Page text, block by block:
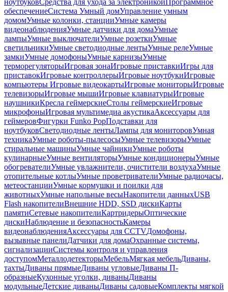
ноутбуковСредства для ухода за электроникойПрограммное
обеспечениеСистема Умный домУправление умным
домомУмные колонки, станцииУмные камеры
видеонаблюденияУмные датчики для домаУмные
лампыУмные выключателиУмные розеткиУмные
светильникиУмные светодиодные лентыУмные релеУмные
замкиУмные домофоныУмные карнизыУмные
терморегуляторыИгровая зонаИгровые приставкиИгры для
приставокИгровые контроллерыИгровые ноутбукиИгровые
компьютеры Игровые видеокартыИгровые мониторыИгровые
телевизорыИгровые мышиИгровые клавиатурыИгровые
наушникиКресла геймерскиеСтолы геймерскиеИгровые
микрофоныИгровая мультимедиа акустикаАксессуары для
геймеровФигурки Funko PopПодставки для
ноутбуковСветодиодные лентыЛампы для мониторовУмная
техникаУмные роботы-пылесосыУмные телевизорыУмные
стиральные машиныУмные чайникиУмные роботы
кулинарныеУмные вентиляторыУмные кондиционерыУмные
обогревателиУмные увлажнители, очистители воздухаУмные
отопительные котлыУмные проветривателиУмные радиочасы,
метеостанцииУмные кормушки и поилки для
животныхУмные напольные весыНакопители данныхUSB
Flash накопителиВнешние HDD, SSD дискиКарты
памятиСетевые накопителиКартридерыОптические
дискиНаблюдение и безопасностьКамеры
видеонаблюденияАксессуары для CCTVДомофоны,
вызывные панелиДатчики для домаОхранные системы,
сигнализацииСистемы контроля и управления
доступомМеталлодетекторыМебельМягкая мебельДиваны,
тахтыДиваны прямыеДиваны угловыеДиваны П-
образныеКухонные уголки, диваныДиваны
модульныеДетские диваныДиваны садовыеКомплекты мягкой